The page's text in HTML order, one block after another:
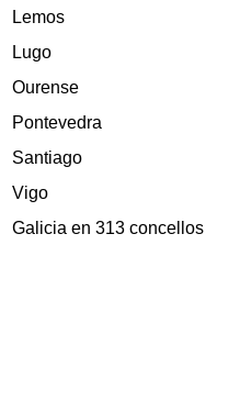
Lemos
Lugo
Ourense
Pontevedra
Santiago
Vigo
Galicia en 313 concellos